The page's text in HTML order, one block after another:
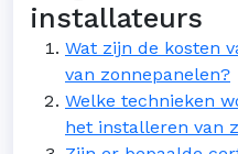
installateurs
Wat zijn de kosten
van zonnepanelen?
Welke technieken
het installeren van